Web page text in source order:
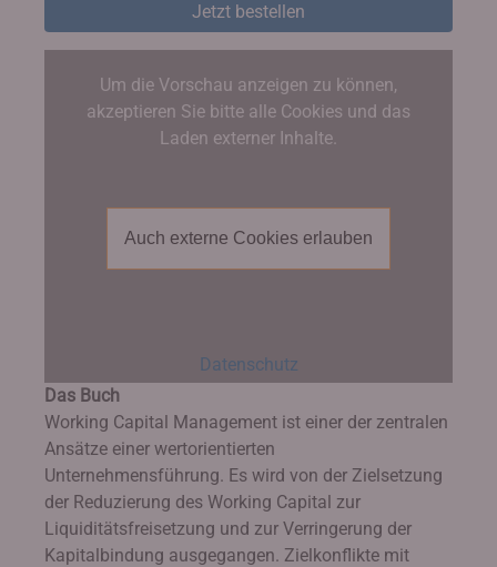
Jetzt bestellen
Um die Vorschau anzeigen zu können,
akzeptieren Sie bitte alle Cookies und das
Laden externer Inhalte.
Auch externe Cookies erlauben
Datenschutz
Das Buch
Working Capital Management ist einer der zentralen
Ansätze einer wertorientierten
Unternehmensführung. Es wird von der Zielsetzung
der Reduzierung des Working Capital zur
Liquiditätsfreisetzung und zur Verringerung der
Kapitalbindung ausgegangen. Zielkonflikte mit